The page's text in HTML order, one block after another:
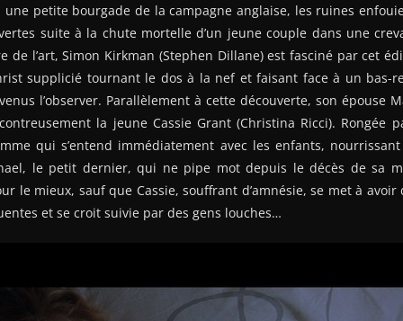
une petite bourgade de la campagne anglaise, les ruines
suite à la chute mortelle d’un jeune couple dans une
de l’art, Simon Kirkman (Stephen Dillane) est fasciné par cet
supplicié tournant le dos à la nef et faisant face à un bas-
l’observer. Parallèlement à cette découverte, son épouse
la jeune Cassie Grant (Christina Ricci). Rongée
qui s’entend immédiatement avec les enfants,
le petit dernier, qui ne pipe mot depuis le décès de sa
le mieux, sauf que Cassie, souffrant d’amnésie, se met à
et se croit suivie par des gens louches…